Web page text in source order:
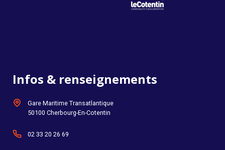
Infos & renseignements
Gare Maritime Transatlantique
50100 Cherbourg-En-Cotentin
02 33 20 26 69